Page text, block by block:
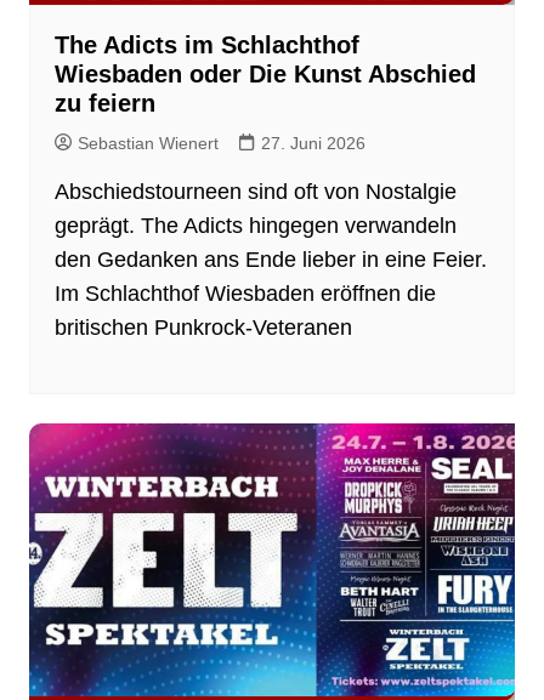
The Adicts im Schlachthof
Wiesbaden oder Die Kunst Abschied
zu feiern
Sebastian Wienert 27. Juni 2026
Abschiedstourneen sind oft von Nostalgie
geprägt. The Adicts hingegen verwandeln
den Gedanken ans Ende lieber in eine Feier.
Im Schlachthof Wiesbaden eröffnen die
britischen Punkrock-Veteranen